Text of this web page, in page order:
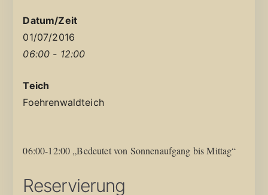
Datum/Zeit
01/07/2016
06:00 - 12:00
Teich
Foehrenwaldteich
06:00-12:00 „Bedeutet von Sonnenaufgang bis Mittag“
Reservierung